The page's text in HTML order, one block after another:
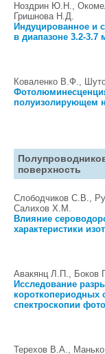
Ноздрин Ю.Н.,
Гришнова Н.Д.
Индуцированное и
в диапазоне 3.2-3.7
Коваленко В.Ф.,
полуизолирующем
поверхность
Слободчиков С.В.,
Салихов Х.М.
Влияние
характеристики
Авакянц Л.П., Боков
Исследование
короткопериодных
спектроскопии
Терехов В.А.,